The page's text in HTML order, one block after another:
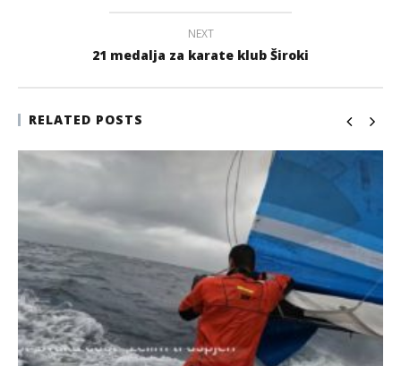
NEXT
21 medalja za karate klub Široki
RELATED POSTS